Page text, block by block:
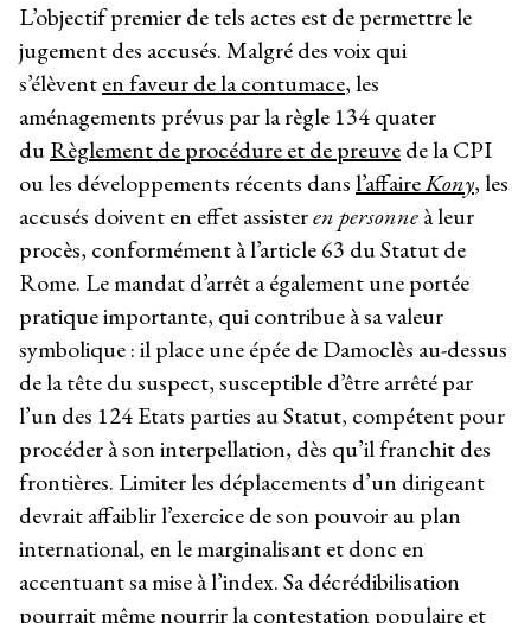
L’objectif premier de tels actes est de permettre le
jugement des accusés. Malgré des voix qui
s’élèventen faveur de la contumace, les
aménagements prévus par la règle 134 quater
duRèglement de procédure et de preuvede la CPI
ou les développements récents dansl’affaireKony, les
accusés doivent en effet assisteren personneà leur
procès, conformément à l’article 63 du Statut de
Rome. Le mandat d’arrêt a également une portée
pratique importante, qui contribue à sa valeur
symbolique : il place une épée de Damoclès au-dessus
de la tête du suspect, susceptible d’être arrêté par
l’un des 124 Etats parties au Statut, compétent pour
procéder à son interpellation, dès qu’il franchit des
frontières. Limiter les déplacements d’un dirigeant
devrait affaiblir l’exercice de son pouvoir au plan
international, en le marginalisant et donc en
accentuant sa mise à l’index. Sa décrédibilisation
pourrait même nourrir la contestation populaire et